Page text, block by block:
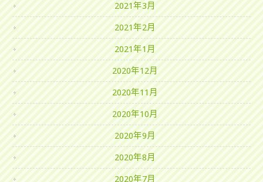
2021年3月
2021年2月
2021年1月
2020年12月
2020年11月
2020年10月
2020年9月
2020年8月
2020年7月